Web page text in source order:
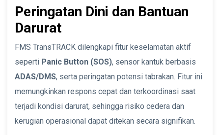
Peringatan Dini dan Bantuan
Darurat
FMS TransTRACK dilengkapi fitur keselamatan aktif
seperti Panic Button (SOS), sensor kantuk berbasis
ADAS/DMS, serta peringatan potensi tabrakan. Fitur ini
memungkinkan respons cepat dan terkoordinasi saat
terjadi kondisi darurat, sehingga risiko cedera dan
kerugian operasional dapat ditekan secara signifikan.